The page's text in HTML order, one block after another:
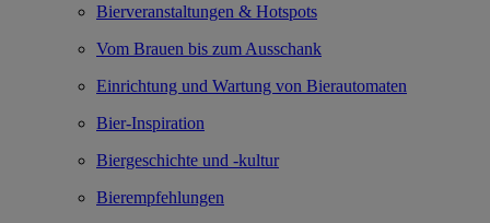
Bierveranstaltungen & Hotspots
Vom Brauen bis zum Ausschank
Einrichtung und Wartung von Bierautomaten
Bier-Inspiration
Biergeschichte und -kultur
Bierempfehlungen